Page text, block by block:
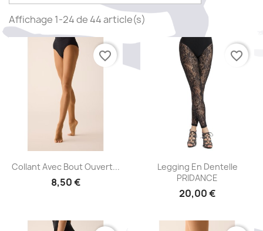
Affichage 1-24 de 44 article(s)
Aperçu rapide
Collant Avec Bout Ouvert...
8,50 €
favorite_border
Aperçu rapide
Legging En Dentelle
PRIDANCE
20,00 €
favorite_border